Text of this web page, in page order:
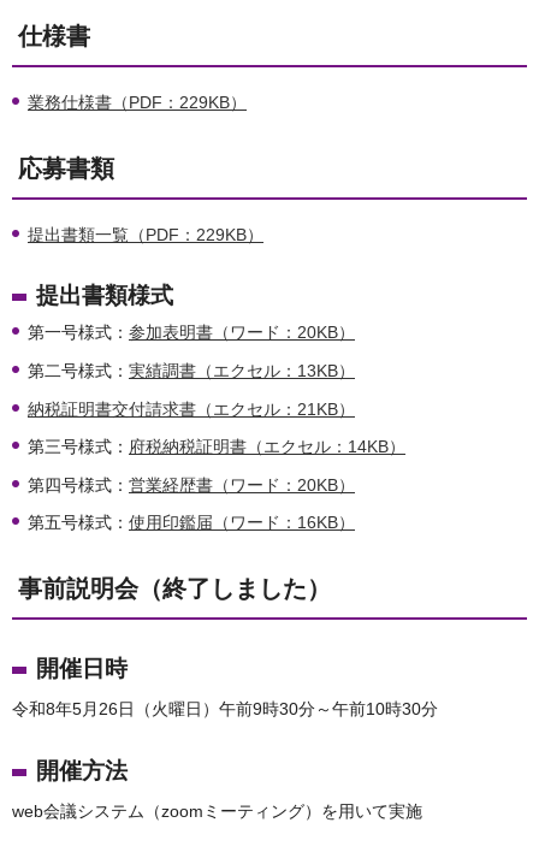
仕様書
業務仕様書（PDF：229KB）
応募書類
提出書類一覧（PDF：229KB）
提出書類様式
第一号様式： 参加表明書（ワード：20KB）
第二号様式： 実績調書（エクセル：13KB）
納税証明書交付請求書（エクセル：21KB）
第三号様式： 府税納税証明書（エクセル：14KB）
第四号様式： 営業経歴書（ワード：20KB）
第五号様式： 使用印鑑届（ワード：16KB）
事前説明会（終了しました）
開催日時
令和8年5月26日（火曜日）午前9時30分～午前10時30分
開催方法
web会議システム（zoomミーティング）を用いて実施